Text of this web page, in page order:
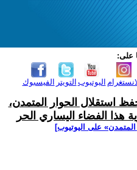
على:
الفيسبوك التويتر اليوتيوب
استقلال الحوار المتمدن،
هذا الفضاء اليساري الحر
على اليوتيوب]